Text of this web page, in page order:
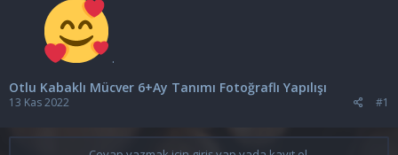
.
Otlu Kabaklı Mücver 6+Ay Tanımı Fotoğraflı Yapılışı
13 Kas 2022 #1